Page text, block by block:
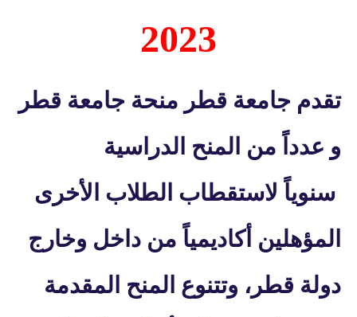
2023
تقدم جامعة قطر منحة جامعة قطر
و عدداً من المنح الدراسية
الأخرى سنوياً لاستقطاب الطلاب
المؤهلين أكاديمياً من داخل وخارج
دولة قطر، وتتنوع المنح المقدمة